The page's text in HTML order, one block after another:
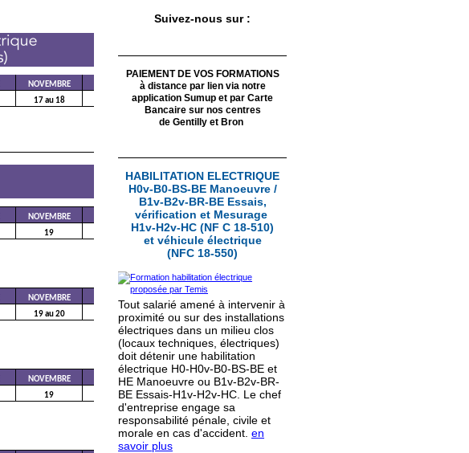
NOVEMBRE
17 au 18 15 au 16
NOVEMBRE
DÉCEMBRE
19
NOVEMBRE
19 au 20
NOVEMBRE
DÉCEMBRE
19 17
Suivez-nous sur :
PAIEMENT DE VOS FORMATIONS
à distance par lien via notre
application Sumup et par Carte
Bancaire sur nos centres
de Gentilly et Bron
HABILITATION ELECTRIQUE
H0v-B0-BS-BE Manoeuvre /
B1v-B2v-BR-BE Essais,
vérification et Mesurage
H1v-H2v-HC (NF C 18-510)
et véhicule électrique
(NFC 18-550)
Tout salarié amené à intervenir à
proximité ou sur des installations
électriques dans un milieu clos
(locaux techniques, électriques)
doit détenir une habilitation
électrique H0-H0v-B0-BS-BE et
HE Manoeuvre ou B1v-B2v-BR-
BE Essais-H1v-H2v-HC. Le chef
d'entreprise engage sa
responsabilité pénale, civile et
morale en cas d'accident. en
savoir plus